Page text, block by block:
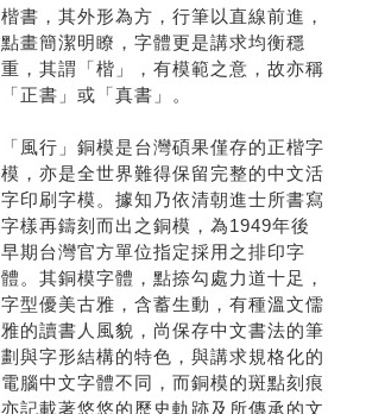
楷書，其外形為方，行筆以直線前進，
點畫簡潔明瞭，字體更是講求均衡穩
重，其謂「楷」，有模範之意，故亦稱
「正書」或「真書」。
「風行」銅模是台灣碩果僅存的正楷字
模，亦是全世界難得保留完整的中文活
字印刷字模。據知乃依清朝進士所書寫
字樣再鑄刻而出之銅模，為1949年後
早期台灣官方單位指定採用之排印字
體。其銅模字體，點捺勾處力道十足，
字型優美古雅，含蓄生動，有種溫文儒
雅的讀書人風貌，尚保存中文書法的筆
劃與字形結構的特色，與講求規格化的
電腦中文字體不同，而銅模的斑點刻痕
亦記載著悠悠的歷史軌跡及所傳承的文